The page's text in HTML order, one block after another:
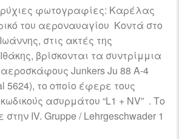
φωτογραφίες: Καρέλας
του αεροναυαγίου Κοντά στο
στις ακτές της
βρίσκονται τα συντρίμμια
Junkers Ju 88 A-4
5624), το οποίο έφερε τους
ασυρμάτου “L1 + NV” . Το
IV. Gruppe / Lehrgeschwader 1